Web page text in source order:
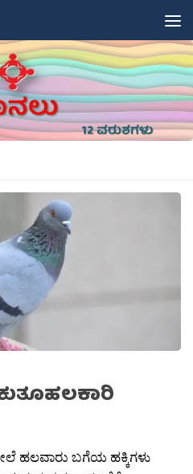
ಹಲವಾರು ಬಗೆಯ ಹಕ್ಕಿಗಳು